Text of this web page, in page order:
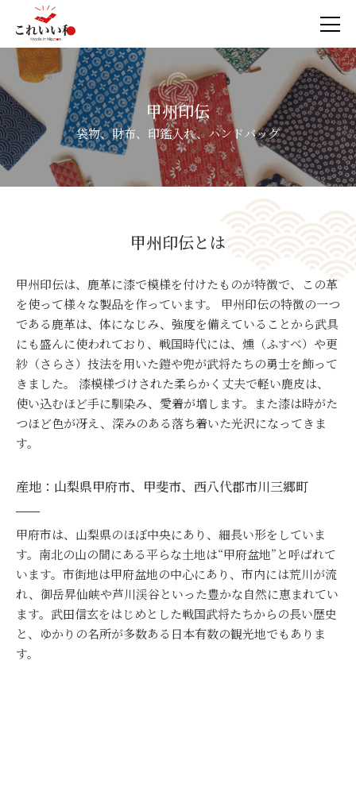
甲州印伝
袋物、財布、印鑑入れ、ハンドバッグ
甲州印伝とは
甲州印伝は、鹿革に漆で模様を付けたものが特徴で、この革
を使って様々な製品を作っています。 甲州印伝の特徴の一つ
である鹿革は、体になじみ、強度を備えていることから武具
にも盛んに使われており、戦国時代には、燻（ふすべ）や更
紗（さらさ）技法を用いた鎧や兜が武将たちの勇士を飾って
きました。 漆模様づけされた柔らかく丈夫で軽い鹿皮は、
使い込むほど手に馴染み、愛着が増します。また漆は時がた
つほど色が冴え、深みのある落ち着いた光沢になってきま
す。
産地：山梨県甲府市、甲斐市、西八代郡市川三郷町
甲府市は、山梨県のほぼ中央にあり、細長い形をしていま
す。南北の山の間にある平らな土地は“甲府盆地”と呼ばれて
います。市街地は甲府盆地の中心にあり、市内には荒川が流
れ、御岳昇仙峡や芦川渓谷といった豊かな自然に恵まれてい
ます。武田信玄をはじめとした戦国武将たちからの長い歴史
と、ゆかりの名所が多数ある日本有数の観光地でもありま
す。